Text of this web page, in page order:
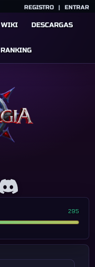
REGISTRO | ENTRAR
WIKI DESCARGAS
RANKING
295